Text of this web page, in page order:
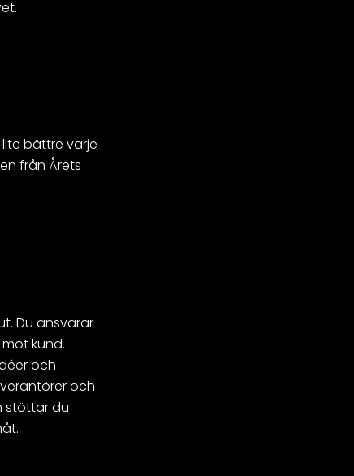
bättre varje
från Årets
Du ansvarar
kund.
och
och
stöttar du